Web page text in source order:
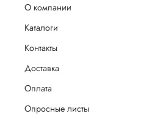
О компании
Каталоги
Контакты
Доставка
Оплата
Опросные листы